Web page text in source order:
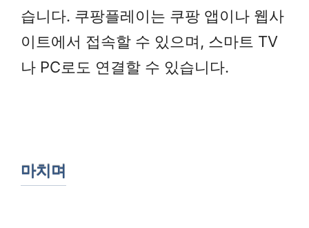
습니다. 쿠팡플레이는 쿠팡 앱이나 웹사
이트에서 접속할 수 있으며, 스마트 TV
나 PC로도 연결할 수 있습니다.
마치며